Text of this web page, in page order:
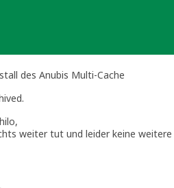
des Anubis Multi-Cache
weiter tut und leider keine
nicht weiterverfolgen möchtest,